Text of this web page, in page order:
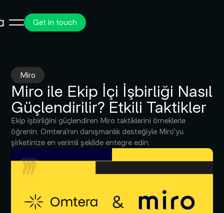
Get in touch
Miro
Miro ile Ekip İçi İşbirliği Nasıl
Güçlendirilir? Etkili Taktikler
Ekip işbirliğini güçlendiren Miro taktiklerini örneklerle
öğrenin. Omtera’nın danışmanlık desteğiyle Miro’yu
şirketinize en verimli şekilde entegre edin.